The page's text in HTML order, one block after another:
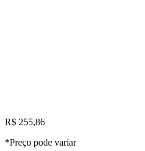
R$ 255,86
*Preço pode variar